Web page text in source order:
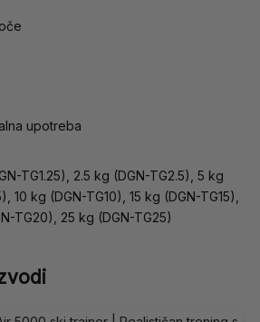
upotreba
TG1.25), 2.5 kg (DGN-TG2.5), 5 kg
10 kg (DGN-TG10), 15 kg (DGN-TG15),
TG20), 25 kg (DGN-TG25)